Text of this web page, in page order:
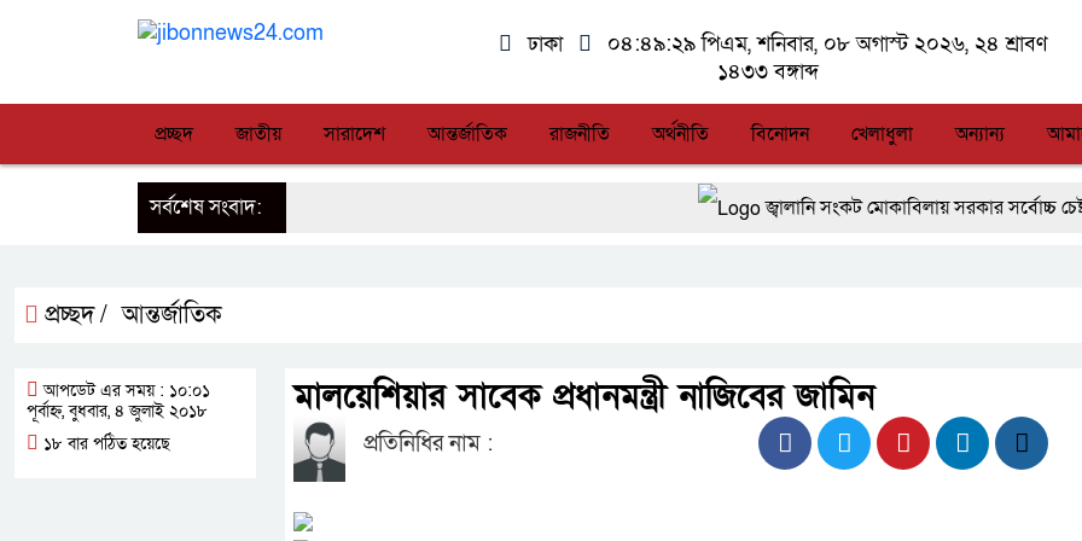
ঢাকা ০৪:৪৯:২৯ পিএম, শনিবার, ০৮ অগাস্ট ২০২৬, ২৪ শ্রাবণ
১৪৩৩ বঙ্গাব্দ
প্রচ্ছদ জাতীয় সারাদেশ আন্তর্জাতিক রাজনীতি অর্থনীতি বিনোদন খেলাধুলা অন্যান্য
সর্বশেষ সংবাদ: জ্বালানি সংকট মোকাবিলায় সরকার সর্বোচ্চ চেষ্টা
আত-তানযীল ইনস্টিটিউট চট্টগ্রাম দুবছর পেরিয়ে
ফ্যাসিবাদবিরোধী আন্দোলনে হত্যাকাণ্ডের বিচার হবে
প্রচ্ছদ / আন্তর্জাতিক
মালয়েশিয়ার সাবেক প্রধানমন্ত্রী নাজিবের জামিন
প্রতিনিধির নাম :
আপডেট এর সময় : ১০:০১
পূর্বাহ্ন, বুধবার, ৪ জুলাই ২০১৮
১৮ বার পঠিত হয়েছে